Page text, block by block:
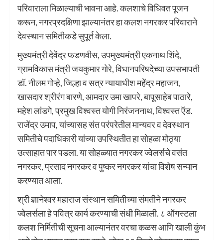
परिवाराला मिळाल्याची भावना आहे. कलशाचे विधिवत पूजन
करून, नगरप्रदक्षिणा झाल्यानंतर हा कलश नगरकर परिवाराने
देवस्थान समितीकडे सुपूर्त केला.
मुख्यमंत्री देवेंद्र फडणवीस, उपमुख्यमंत्री एकनाथ शिंदे,
ग्रामविकास मंत्री जयकुमार गोरे, विधानपरिषदेच्या उपसभापती
डॉ. नीलम गोऱ्हे, जिल्हा व सत्र न्यायाधीश महेंद्र महाजन,
खासदार श्रीरंग बारणे, आमदार उमा खापरे, बापूसाहेब पाठारे,
महेश लांडगे, प्रमुख विश्वस्त योगी निरंजननाथ, विश्वस्त ऍड.
राजेंद्र उमाप, यांच्यासह संत परंपरेतील मान्यवर व देवस्थान
समितीचे पदाधिकारी यांच्या उपस्थितीत हा सोहळा मोठ्या
उत्साहात पार पडला. या सोहळ्यात नगरकर ज्वेलर्सचे वसंत
नगरकर, प्रसाद नगरकर व पुष्कर नगरकर यांचा विशेष सन्मान
करण्यात आला.
श्री ज्ञानेश्वर महाराज संस्थान समितीच्या संमतीने नगरकर
ज्वेलर्सला हे पवित्र कार्य करण्याची संधी मिळाली. ८ ऑगस्टला
कलश निर्मितीची सूचना आल्यानंतर वरचा कळस आणि खाली कुंभ